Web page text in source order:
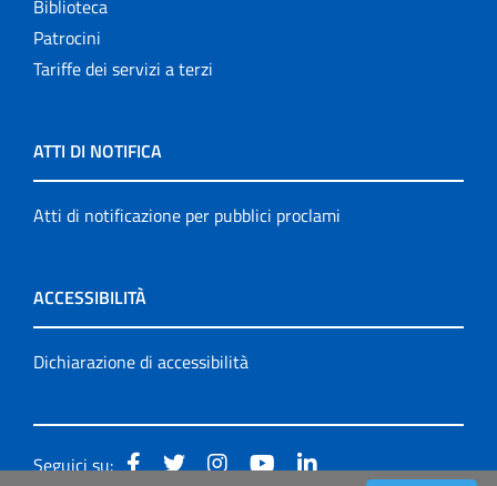
Biblioteca
Patrocini
Tariffe dei servizi a terzi
ATTI DI NOTIFICA
Atti di notificazione per pubblici proclami
ACCESSIBILITÀ
Dichiarazione di accessibilità
Seguici su: